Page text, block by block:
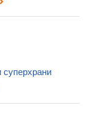
суперхрани